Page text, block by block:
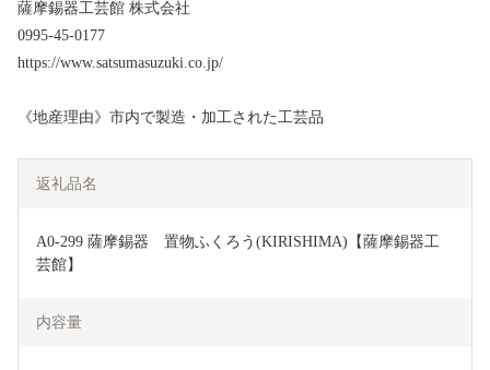
薩摩錫器工芸館 株式会社
0995-45-0177
https://www.satsumasuzuki.co.jp/
《地産理由》市内で製造・加工された工芸品
返礼品名
A0-299 薩摩錫器　置物ふくろう(KIRISHIMA)【薩摩錫器工
芸館】
内容量